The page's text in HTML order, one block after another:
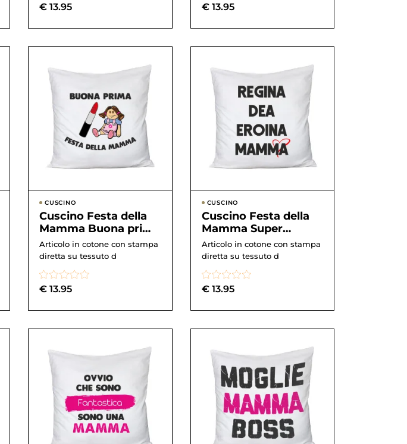
€ 13.95 €13.95
CUSCINO
Cuscino Festa della
Mamma Buona prima
Festa della Mamma –
lipstick &#...
Articolo in cotone con stampa
diretta su tessuto d
€ 13.95
CUSCINO
Cuscino Festa della
Mamma Super
Mamma Regina, Dea,
Eroina, Mamma – ha...
Articolo in cotone con stampa
diretta su tessuto d
€13.95